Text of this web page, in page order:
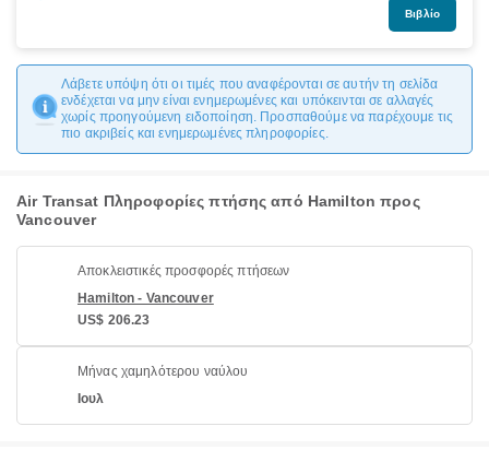
Βιβλίο
Λάβετε υπόψη ότι οι τιμές που αναφέρονται σε αυτήν τη σελίδα
ενδέχεται να μην είναι ενημερωμένες και υπόκεινται σε αλλαγές
χωρίς προηγούμενη ειδοποίηση. Προσπαθούμε να παρέχουμε τις
πιο ακριβείς και ενημερωμένες πληροφορίες.
Air Transat Πληροφορίες πτήσης από Hamilton προς
Vancouver
Αποκλειστικές προσφορές πτήσεων
Hamilton - Vancouver
US$ 206.23
Μήνας χαμηλότερου ναύλου
Ιουλ